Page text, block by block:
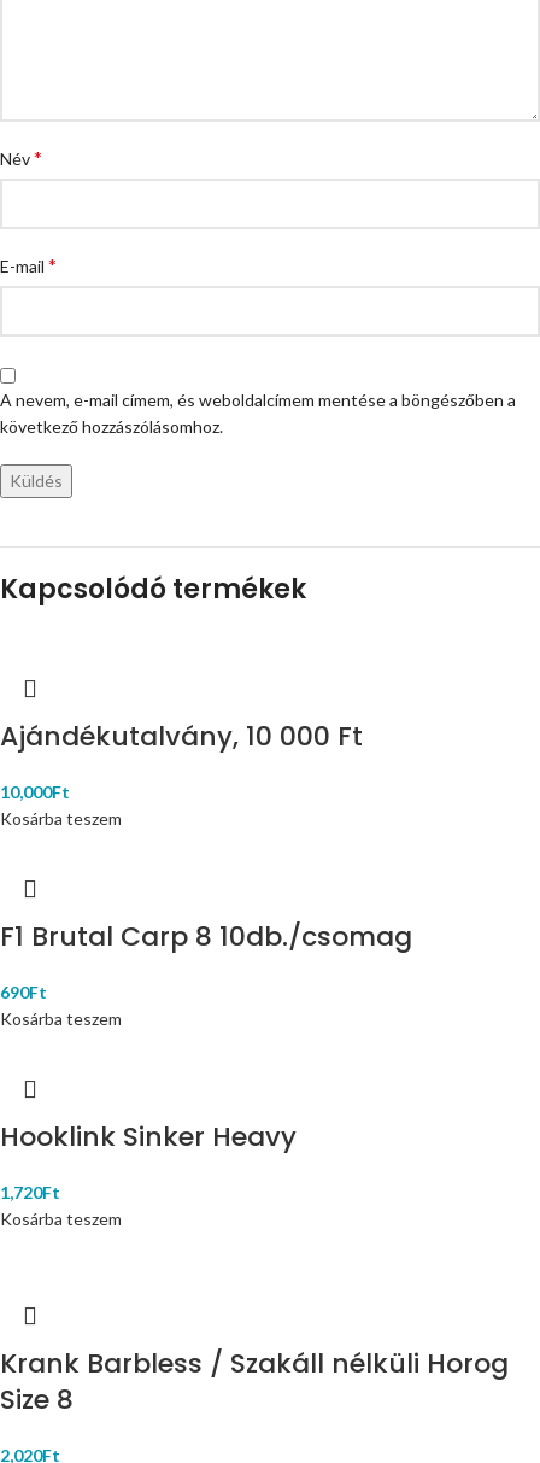
Név*
E-mail *
A nevem, e-mail címem, és weboldalcímem mentése a böngészőben a
következő hozzászólásomhoz.
Kapcsolódó termékek
Ajándékutalvány, 10 000 Ft
10,000Ft
Kosárba teszem
F1 Brutal Carp 8 10db./csomag
690Ft
Kosárba teszem
Hooklink Sinker Heavy
1,720Ft
Kosárba teszem
Krank Barbless / Szakáll nélküli Horog
Size 8
2,020Ft